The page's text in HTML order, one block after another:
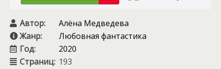
Автор:
Алёна Медведева
Жанр:
Любовная фантастика
Год:
2020
Страниц: 193